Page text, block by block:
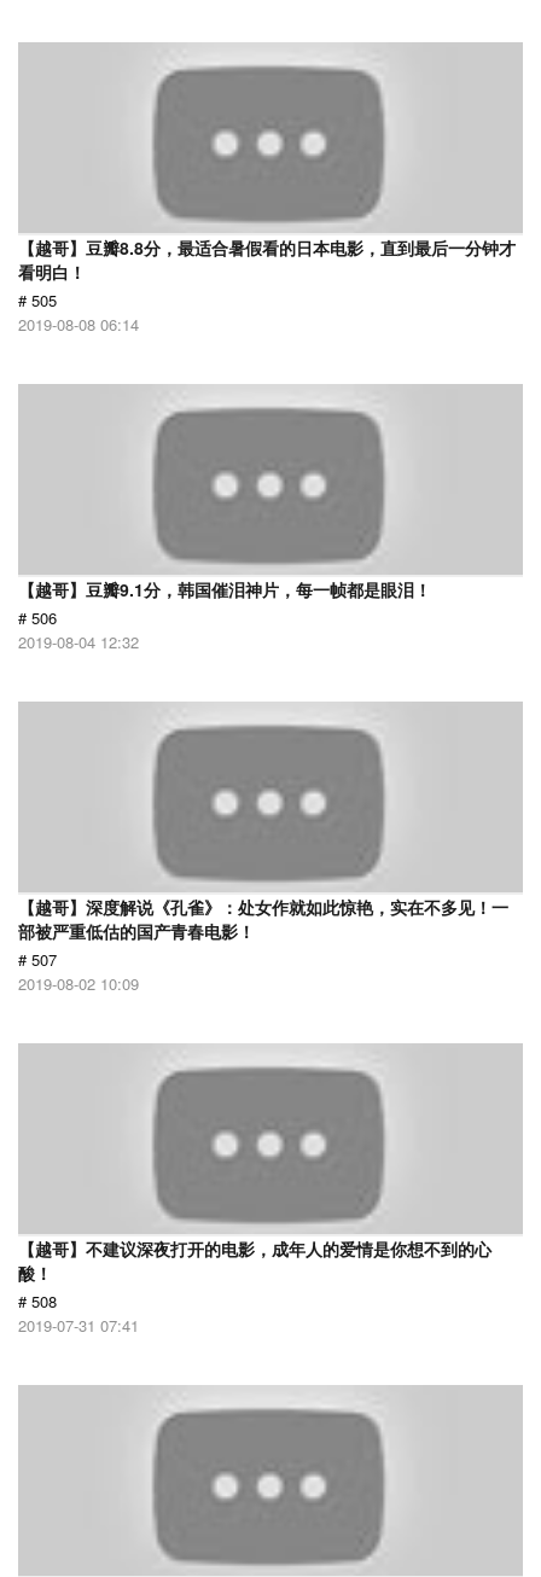
【越哥】豆瓣8.8分，最适合暑假看的日本电影，直到最后一分钟才
看明白！
# 505
2019-08-08 06:14
【越哥】豆瓣9.1分，韩国催泪神片，每一帧都是眼泪！
# 506
2019-08-04 12:32
【越哥】深度解说《孔雀》：处女作就如此惊艳，实在不多见！一
部被严重低估的国产青春电影！
# 507
2019-08-02 10:09
【越哥】不建议深夜打开的电影，成年人的爱情是你想不到的心
酸！
# 508
2019-07-31 07:41